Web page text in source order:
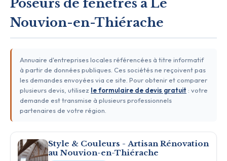
Poseurs de fenêtres à Le
Nouvion-en-Thiérache
Annuaire d'entreprises locales référencées à titre informatif
à partir de données publiques. Ces sociétés ne reçoivent pas
les demandes envoyées via ce site. Pour obtenir et comparer
plusieurs devis, utilisez le formulaire de devis gratuit : votre
demande est transmise à plusieurs professionnels
partenaires de votre région.
Style & Couleurs - Artisan Rénovation
au Nouvion-en-Thiérache